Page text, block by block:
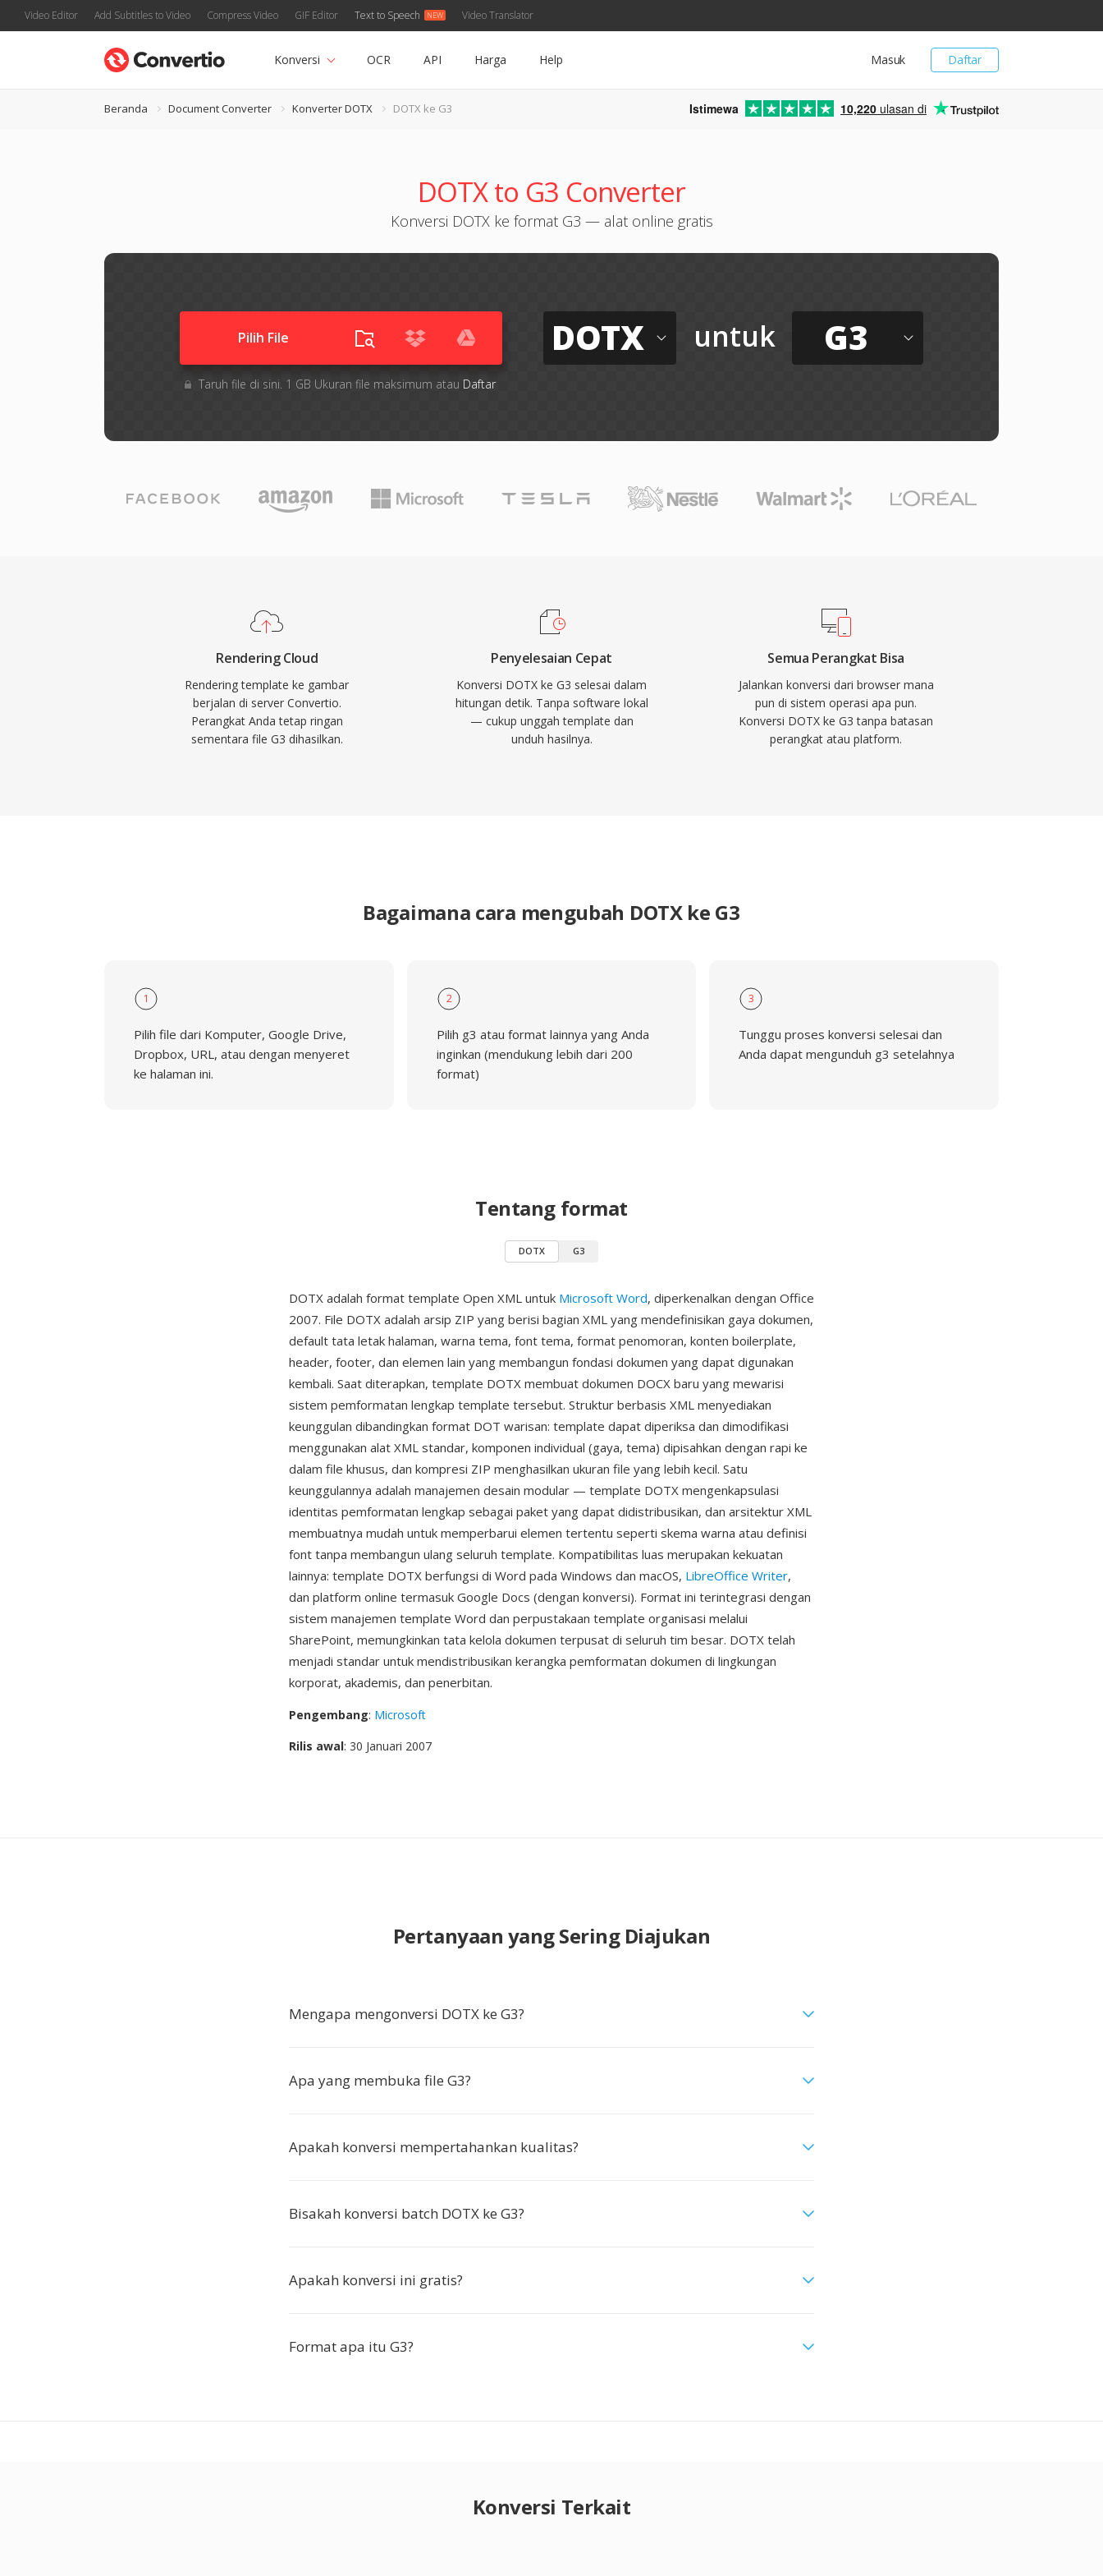
Video Editor Add Subtitles to Video Compress Video GIF Editor Text to Speech Video Translator
Daftar
Masuk
Konversi OCR API Harga Help
Beranda Document Converter Konverter DOTX DOTX ke G3 Istimewa 10,220 ulasan di
DOTX to G3 Converter
Konversi DOTX ke format G3 — alat online gratis
Pilih File
Taruh file di sini. 1 GB Ukuran file maksimum atau Daftar
DOTX untuk G3
Rendering Cloud
Rendering template ke gambar
berjalan di server Convertio.
Perangkat Anda tetap ringan
sementara file G3 dihasilkan.
Penyelesaian Cepat
Konversi DOTX ke G3 selesai dalam
hitungan detik. Tanpa software lokal
— cukup unggah template dan
unduh hasilnya.
Semua Perangkat Bisa
Jalankan konversi dari browser mana
pun di sistem operasi apa pun.
Konversi DOTX ke G3 tanpa batasan
perangkat atau platform.
Bagaimana cara mengubah DOTX ke G3
1
Pilih file dari Komputer, Google Drive,
Dropbox, URL, atau dengan menyeret
ke halaman ini.
2
Pilih g3 atau format lainnya yang Anda
inginkan (mendukung lebih dari 200
format)
3
Tunggu proses konversi selesai dan
Anda dapat mengunduh g3 setelahnya
Tentang format
DOTX G3
DOTX adalah format template Open XML untuk Microsoft Word, diperkenalkan dengan Office
2007. File DOTX adalah arsip ZIP yang berisi bagian XML yang mendefinisikan gaya dokumen,
default tata letak halaman, warna tema, font tema, format penomoran, konten boilerplate,
header, footer, dan elemen lain yang membangun fondasi dokumen yang dapat digunakan
kembali. Saat diterapkan, template DOTX membuat dokumen DOCX baru yang mewarisi
sistem pemformatan lengkap template tersebut. Struktur berbasis XML menyediakan
keunggulan dibandingkan format DOT warisan: template dapat diperiksa dan dimodifikasi
menggunakan alat XML standar, komponen individual (gaya, tema) dipisahkan dengan rapi ke
dalam file khusus, dan kompresi ZIP menghasilkan ukuran file yang lebih kecil. Satu
keunggulannya adalah manajemen desain modular — template DOTX mengenkapsulasi
identitas pemformatan lengkap sebagai paket yang dapat didistribusikan, dan arsitektur XML
membuatnya mudah untuk memperbarui elemen tertentu seperti skema warna atau definisi
font tanpa membangun ulang seluruh template. Kompatibilitas luas merupakan kekuatan
lainnya: template DOTX berfungsi di Word pada Windows dan macOS, LibreOffice Writer,
dan platform online termasuk Google Docs (dengan konversi). Format ini terintegrasi dengan
sistem manajemen template Word dan perpustakaan template organisasi melalui
SharePoint, memungkinkan tata kelola dokumen terpusat di seluruh tim besar. DOTX telah
menjadi standar untuk mendistribusikan kerangka pemformatan dokumen di lingkungan
korporat, akademis, dan penerbitan.
Pengembang: Microsoft
Rilis awal: 30 Januari 2007
Pertanyaan yang Sering Diajukan
Mengapa mengonversi DOTX ke G3?
Apa yang membuka file G3?
Apakah konversi mempertahankan kualitas?
Bisakah konversi batch DOTX ke G3?
Apakah konversi ini gratis?
Format apa itu G3?
Konversi Terkait